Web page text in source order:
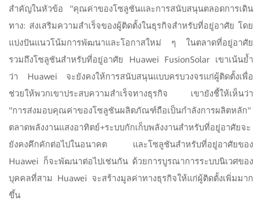
สำคัญในหัวข้อ "คุณค่าของโซลูชันและการสนับสนุนตลอดการเดิน
ทาง: ส่งเสริมความสำเร็จของผู้ติดตั้งในธุรกิจสำหรับที่อยู่อาศัย โดย
แบ่งปันแนวโน้มการพัฒนาและโอกาสใหม่ ๆ ในตลาดที่อยู่อาศัย
รวมถึงโซลูชันสำหรับที่อยู่อาศัย Huawei FusionSolar เขาเน้นย้ำ
ว่า Huawei จะยังคงให้การสนับสนุนแบบครบวงจรแก่ผู้ติดตั้งเพื่อ
ช่วยให้พวกเขาประสบความสำเร็จทางธุรกิจ เขายังชี้ให้เห็นว่า
"การส่งมอบคุณค่าของโซลูชันผลิตภัณฑ์ถือเป็นกำลังการผลิตหลัก"
ตลาดพลังงานแสงอาทิตย์+ระบบกักเก็บพลังงานสำหรับที่อยู่อาศัยจะ
ยังคงคึกคักต่อไปในอนาคต และโซลูชันสำหรับที่อยู่อาศัยของ
Huawei ก็จะพัฒนาต่อไปเช่นกัน ด้วยการบูรณาการระบบนิเวศของ
บุคคลที่สาม Huawei จะสร้างมูลค่าทางธุรกิจให้แก่ผู้ติดตั้งเพิ่มมาก
ขึ้น